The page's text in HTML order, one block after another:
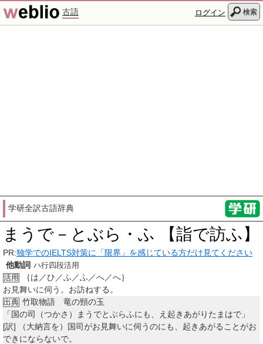
古語 ログイン 検索
学研全訳古語辞典
まうで－とぶら・ふ 【詣で訪ふ】
PR:独学でのIELTS対策に「限界」を感じている方だけ見てください
他動詞 ハ行四段活用
活用
｛は／ひ／ふ／ふ／へ／へ｝
お見舞いに伺う。お訪ねする。
出典 竹取物語 竜の頸の玉
「国の司（つかさ）まうでとぶらふにも、え起きあがりたまはで」
[訳] （大納言を）国司がお見舞いに伺うのにも、起きあがることがお
できにならないで。